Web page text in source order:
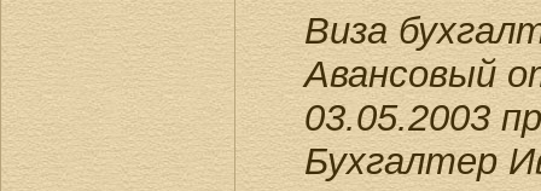
Виза
Авансовый
03.05.2003
Бухгалтер